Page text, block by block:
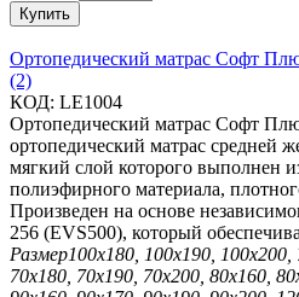
Купить
Ортопедический матрас Софт
(2)
КОД: LE1004
Ортопедический матрас Софт
ортопедический матрас средней
мягкий слой которого выполнен
полиэфирного материала,
Произведен на основе
256 (EVS500), который
Размер100х180, 100х190, 100х200,
70х180, 70х190, 70х200, 80х160,